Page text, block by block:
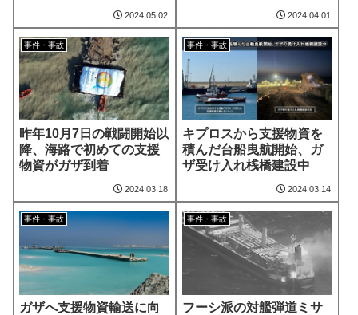
2024.05.02 2024.04.01
事件・事故
昨年10月7日の戦闘開始以
降、海路で初めての支援
物資がガザ到着
2024.03.18
事件・事故
キプロスから支援物資を
積んだ台船曳航開始、ガ
ザ受け入れ桟橋建設中
2024.03.14
事件・事故
ガザへ支援物資輸送に向
事件・事故
フーシ派の対艦弾道ミサ